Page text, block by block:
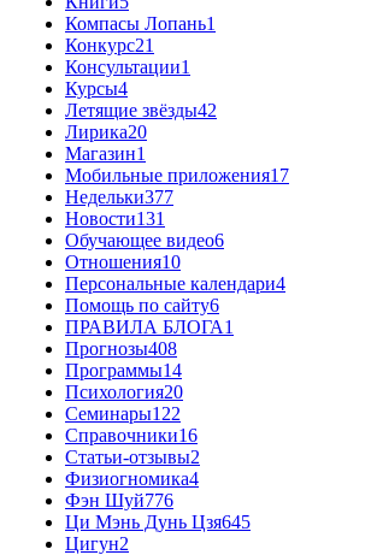
Компасы Лопань1
Конкурс21
Консультации1
Курсы4
Летящие звёзды42
Лирика20
Магазин1
Мобильные приложения17
Недельки377
Новости131
Обучающее видео6
Отношения10
Персональные календари4
Помощь по сайту6
ПРАВИЛА БЛОГА1
Прогнозы408
Программы14
Психология20
Семинары122
Справочники16
Статьи-отзывы2
Физиогномика4
Фэн Шуй776
Ци Мэнь Дунь Цзя645
Цигун2